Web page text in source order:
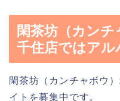
閑茶坊（カン
千住店ではアル
閑茶坊（カンチャボウ
イトを募集中です。